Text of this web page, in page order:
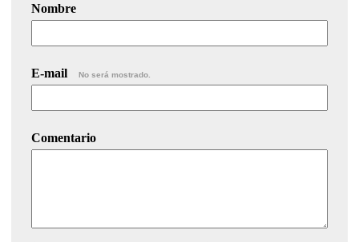
Nombre
E-mail No será mostrado.
Comentario